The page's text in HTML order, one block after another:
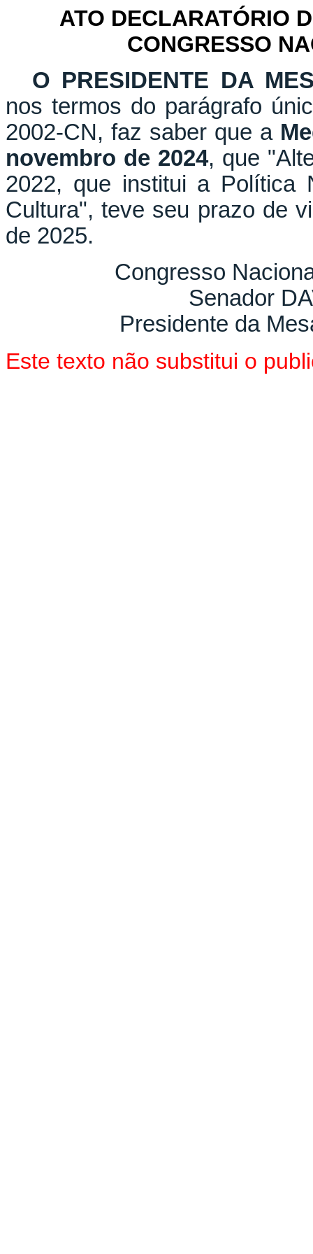
ATO DECLARATÓRIO
CONGRESSO
O PRESIDENTE DA
nos termos do parágrafo
2002-CN, faz saber que a
novembro de 2024, que
2022, que institui a Política
Cultura", teve seu prazo de
de 2025.
Congresso
Senador
Presidente da
Este texto não substitui o